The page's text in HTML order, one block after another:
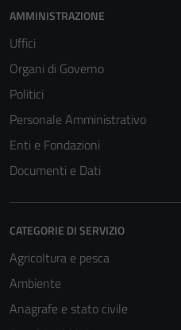
AMMINISTRAZIONE
Uffici
Organi di Governo
Politici
Personale Amministrativo
Enti e Fondazioni
Documenti e Dati
CATEGORIE DI SERVIZIO
Agricoltura e pesca
Ambiente
Anagrafe e stato civile